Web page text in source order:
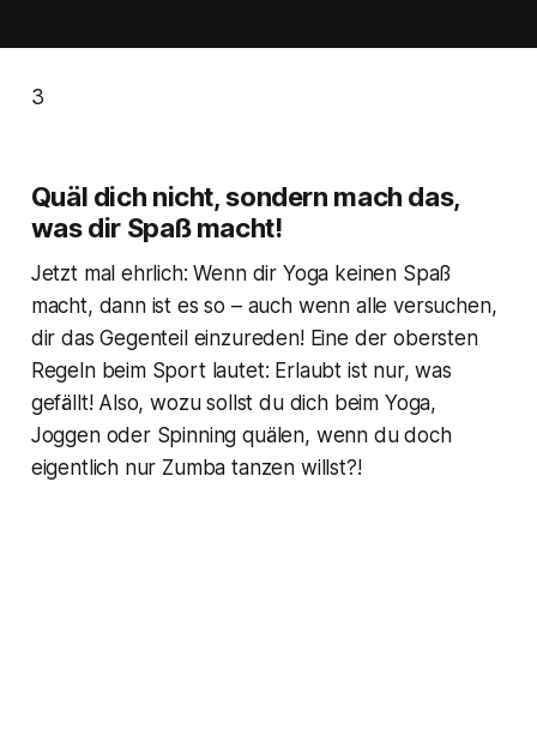
3
Quäl dich nicht, sondern mach das,
was dir Spaß macht!
Jetzt mal ehrlich: Wenn dir Yoga keinen Spaß
macht, dann ist es so – auch wenn alle versuchen,
dir das Gegenteil einzureden! Eine der obersten
Regeln beim Sport lautet: Erlaubt ist nur, was
gefällt! Also, wozu sollst du dich beim Yoga,
Joggen oder Spinning quälen, wenn du doch
eigentlich nur Zumba tanzen willst?!